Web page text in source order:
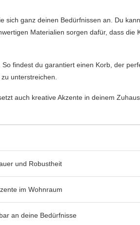
ganz deinen Bedürfnissen an. Du
Materialien sorgen dafür, dass
findest du garantiert einen Korb, der
unterstreichen.
auch kreative Akzente in deinem
und Robustheit
im Wohnraum
an deine Bedürfnisse